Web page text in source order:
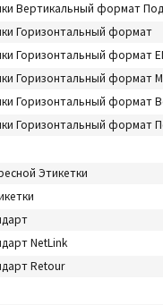
Вертикальный формат
Горизонтальный формат
Горизонтальный формат
Горизонтальный формат
Горизонтальный формат
Горизонтальный формат
Этикетки
NetLink
Retour